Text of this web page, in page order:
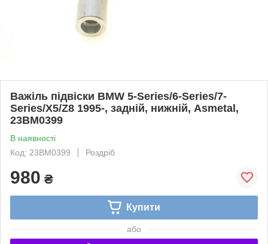
Важіль підвіски BMW 5-Series/6-Series/7-
Series/X5/Z8 1995-, задній, нижній, Asmetal,
23BM0399
В наявності
Код: 23BM0399
Роздріб
980 ₴
Купити
або